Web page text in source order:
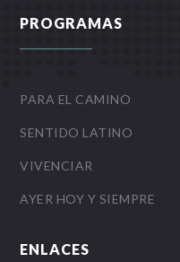
PROGRAMAS
PARA EL CAMINO
SENTIDO LATINO
VIVENCIAR
AYER HOY Y SIEMPRE
ENLACES